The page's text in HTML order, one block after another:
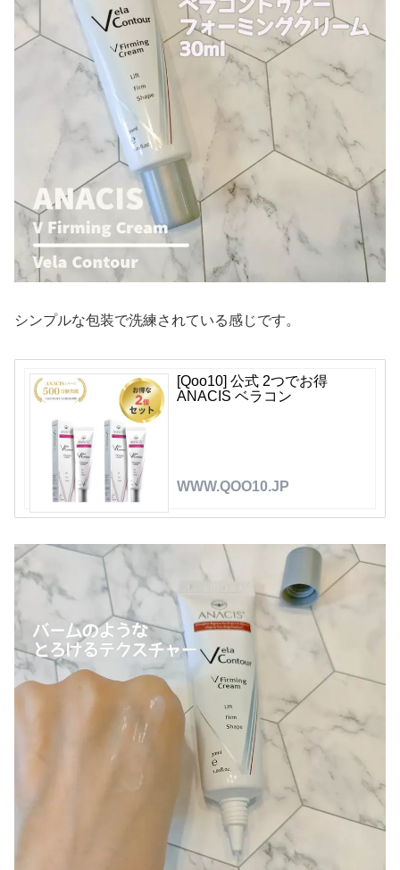
シンプルな包装で洗練されている感じです。
[Qoo10] 公式 2つでお得
ANACIS ベラコン
WWW.QOO10.JP